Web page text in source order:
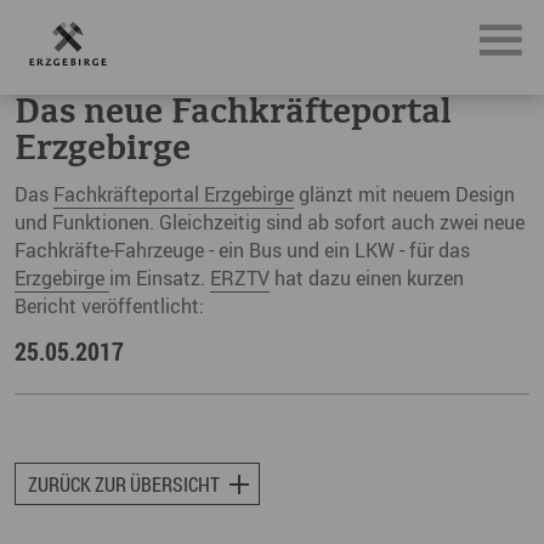
News, Neuigkeiten & Nachrichten aus dem Erzgebirge
Das neue Fachkräfteportal
Erzgebirge
Das Fachkräfteportal Erzgebirge glänzt mit neuem Design
und Funktionen. Gleichzeitig sind ab sofort auch zwei neue
Fachkräfte-Fahrzeuge - ein Bus und ein LKW - für das
Erzgebirge im Einsatz. ERZTV hat dazu einen kurzen
Bericht veröffentlicht:
25.05.2017
ZURÜCK ZUR ÜBERSICHT